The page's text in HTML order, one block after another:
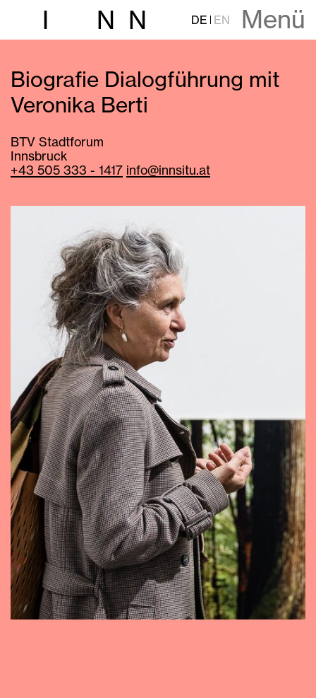
I N N DE EN Menü
Biografie Dialogführung mit
Veronika Berti
BTV Stadtforum
Innsbruck
+43 505 333 - 1417 info@innsitu.at